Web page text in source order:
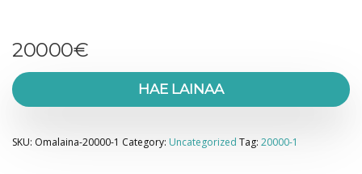
20000€
HAE LAINAA
SKU: Omalaina-20000-1 Category: Uncategorized Tag: 20000-1